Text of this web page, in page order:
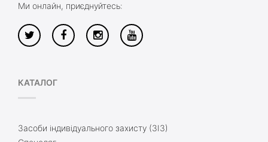
Ми онлайн, приєднуйтесь:
КАТАЛОГ
Засоби індивідуального захисту (ЗІЗ)